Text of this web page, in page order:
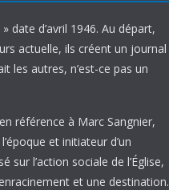
date d’avril 1946. Au départ,
actuelle, ils créent un journal
les autres, n’est-ce pas un
référence à Marc Sangnier,
et initiateur d’un
sur l’action sociale de l’Église,
et une destination.